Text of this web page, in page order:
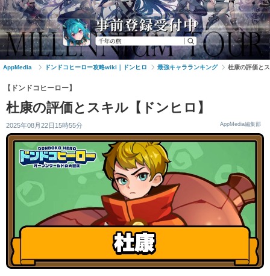
AppMedia ドンドコヒーロー攻略wiki｜ドンヒロ 最強キャラランキング 杜康の評価と
【ドンドコヒーロー】
杜康の評価とスキル【ドンヒロ】
2025年08月22日15時55分 AppMedia編集部